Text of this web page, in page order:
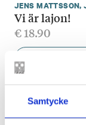
Samtycke
JENS MATTSSON,
Vi är lajon!
€18.90